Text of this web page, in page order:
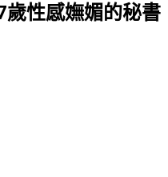
性感嫵媚的秘書